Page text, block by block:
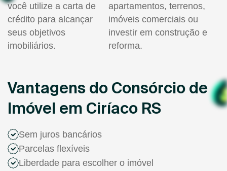
você utilize a carta de
crédito para alcançar
seus objetivos
imobiliários.
apartamentos, terrenos,
imóveis comerciais ou
investir em construção e
reforma.
Vantagens do Consórcio de
Imóvel em Ciríaco RS
Sem juros bancários
Parcelas flexíveis
Liberdade para escolher o imóvel